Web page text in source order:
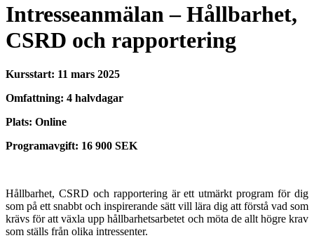
Intresseanmälan – Hållbarhet,
CSRD och rapportering
Kursstart: 11 mars 2025
Omfattning: 4 halvdagar
Plats: Online
Programavgift: 16 900 SEK
Hållbarhet, CSRD och rapportering är ett utmärkt program för dig
som på ett snabbt och inspirerande sätt vill lära dig att förstå vad som
krävs för att växla upp hållbarhetsarbetet och möta de allt högre krav
som ställs från olika intressenter.